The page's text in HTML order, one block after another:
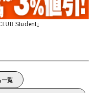
Student』
覧